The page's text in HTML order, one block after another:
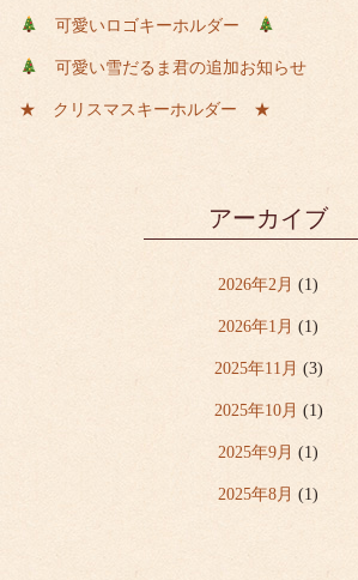
可愛いロゴキーホルダー
可愛い雪だるま君の追加お知らせ
★ クリスマスキーホルダー ★
アーカイブ
2026年2月 (1)
2026年1月 (1)
2025年11月 (3)
2025年10月 (1)
2025年9月 (1)
2025年8月 (1)